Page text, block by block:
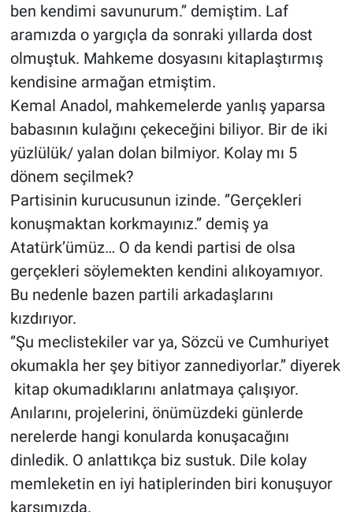
ben kendimi savunurum.’’ demiştim. Laf
aramızda o yargıçla da sonraki yıllarda dost
olmuştuk. Mahkeme dosyasını kitaplaştırmış
kendisine armağan etmiştim.
Kemal Anadol, mahkemelerde yanlış yaparsa
babasının kulağını çekeceğini biliyor. Bir de iki
yüzlülük/ yalan dolan bilmiyor. Kolay mı 5
dönem seçilmek?
Partisinin kurucusunun izinde. ‘’Gerçekleri
konuşmaktan korkmayınız.’’ demiş ya
Atatürk’ümüz… O da kendi partisi de olsa
gerçekleri söylemekten kendini alıkoyamıyor.
Bu nedenle bazen partili arkadaşlarını
kızdırıyor.
‘’Şu meclistekiler var ya, Sözcü ve Cumhuriyet
okumakla her şey bitiyor zannediyorlar.’’ diyerek
kitap okumadıklarını anlatmaya çalışıyor.
Anılarını, projelerini, önümüzdeki günlerde
nerelerde hangi konularda konuşacağını
dinledik. O anlattıkça biz sustuk. Dile kolay
memleketin en iyi hatiplerinden biri konuşuyor
karşımızda.